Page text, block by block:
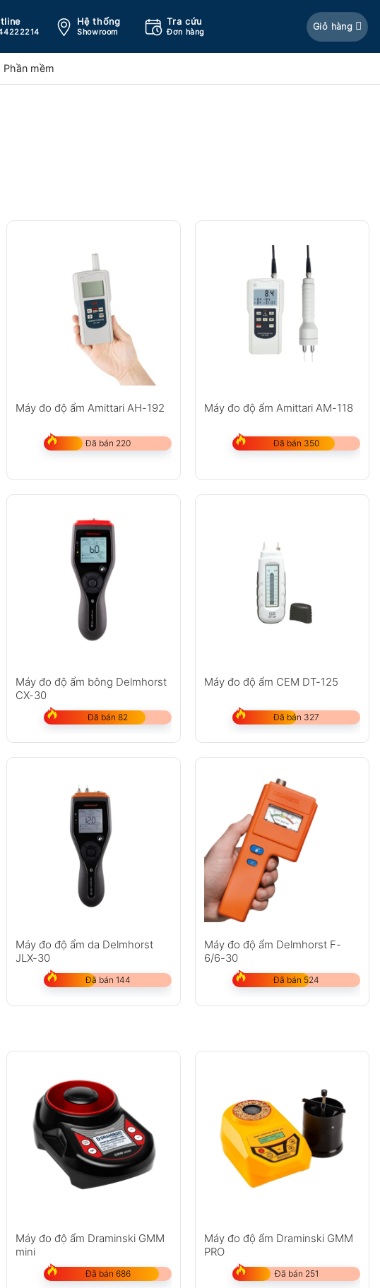
Hệ thống
Showroom
Tra cứu
Đơn hàng
Giỏ hàng
Phần mềm
Máy đo độ ẩm Amittari AH-192
Đã bán 220
Máy đo độ ẩm Amittari AM-118
Đã bán 350
Máy đo độ ẩm bông Delmhorst
CX-30
Đã bán 82
Máy đo độ ẩm CEM DT-125
Đã bán 327
Máy đo độ ẩm da Delmhorst
JLX-30
Đã bán 144
Máy đo độ ẩm Delmhorst F-
6/6-30
Đã bán 524
Máy đo độ ẩm Draminski GMM
mini
Đã bán 686
Máy đo độ ẩm Draminski GMM
PRO
Đã bán 251